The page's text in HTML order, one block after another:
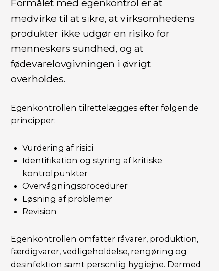
Formålet med egenkontrol er at
medvirke til at sikre, at virksomhedens
produkter ikke udgør en risiko for
menneskers sundhed, og at
fødevarelovgivningen i øvrigt
overholdes.
Egenkontrollen tilrettelægges efter følgende
principper:
Vurdering af risici
Identifikation og styring af kritiske
kontrolpunkter
Overvågningsprocedurer
Løsning af problemer
Revision
Egenkontrollen omfatter råvarer, produktion,
færdigvarer, vedligeholdelse, rengøring og
desinfektion samt personlig hygiejne. Dermed